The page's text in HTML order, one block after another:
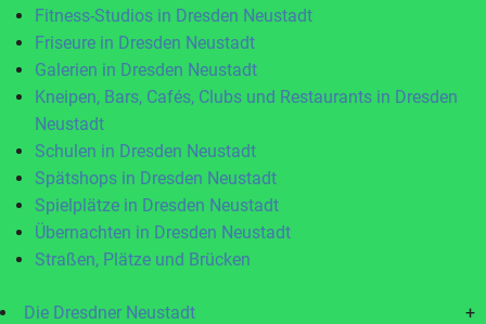
Fitness-Studios in Dresden Neustadt
Friseure in Dresden Neustadt
Galerien in Dresden Neustadt
Kneipen, Bars, Cafés, Clubs und Restaurants in Dresden
Neustadt
Schulen in Dresden Neustadt
Spätshops in Dresden Neustadt
Spielplätze in Dresden Neustadt
Übernachten in Dresden Neustadt
Straßen, Plätze und Brücken
Die Dresdner Neustadt +